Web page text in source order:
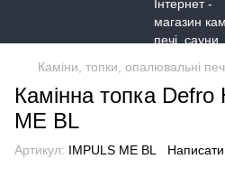
Каміни, топки, опалювальні
Камінна топка
ME BL
Артикул: IMPULS ME BL Написати